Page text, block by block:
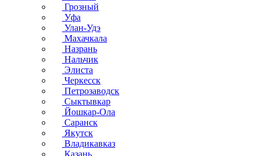
Грозный
Уфа
Улан-Удэ
Махачкала
Назрань
Нальчик
Элиста
Черкесск
Петрозаводск
Сыктывкар
Йошкар-Ола
Саранск
Якутск
Владикавказ
Казань